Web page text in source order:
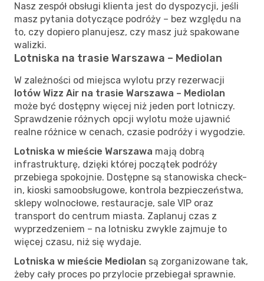
Nasz zespół obsługi klienta jest do dyspozycji, jeśli
masz pytania dotyczące podróży – bez względu na
to, czy dopiero planujesz, czy masz już spakowane
walizki.
Lotniska na trasie Warszawa – Mediolan
W zależności od miejsca wylotu przy rezerwacji
lotów Wizz Air na trasie Warszawa – Mediolan
może być dostępny więcej niż jeden port lotniczy.
Sprawdzenie różnych opcji wylotu może ujawnić
realne różnice w cenach, czasie podróży i wygodzie.
Lotniska w mieście Warszawa mają dobrą
infrastrukturę, dzięki której początek podróży
przebiega spokojnie. Dostępne są stanowiska check-
in, kioski samoobsługowe, kontrola bezpieczeństwa,
sklepy wolnocłowe, restauracje, sale VIP oraz
transport do centrum miasta. Zaplanuj czas z
wyprzedzeniem – na lotnisku zwykle zajmuje to
więcej czasu, niż się wydaje.
Lotniska w mieście Mediolan są zorganizowane tak,
żeby cały proces po przylocie przebiegał sprawnie.